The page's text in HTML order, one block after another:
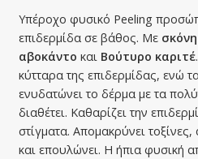
Υπέροχο φυσικό Peeling
επιδερμίδα σε βάθος. Με
αβοκάντο και Βούτυρο καριτέ
κύτταρα της επιδερμίδας, ενώ
ενυδατώνει το δέρμα με τα
διαθέτει. Καθαρίζει την
στίγματα. Απομακρύνει
και επουλώνει. Η ήπια φυσική